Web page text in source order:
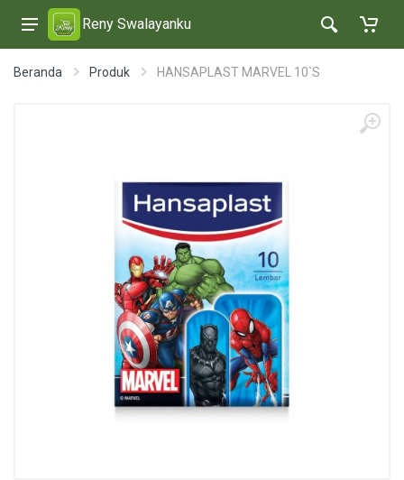
Reny Swalayanku
Beranda Produk HANSAPLAST MARVEL 10`S